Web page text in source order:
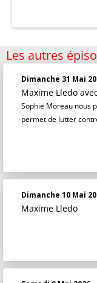
Les autres
Dimanche 31 Mai
Maxime Lledo
Sophie Moreau nous
permet de lutter
Dimanche 10 Mai
Maxime Lledo